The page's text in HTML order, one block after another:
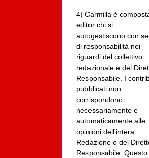
4) Carmilla è
editor chi si
autogestiscono con
di responsabilità nei
riguardi del collettivo
redazionale e del
Responsabile. I
pubblicati non
corrispondono
necessariamente e
automaticamente alle
opinioni dell'intera
Redazione o del
Responsabile. Questo